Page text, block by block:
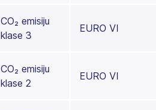
CO₂ emisiju
klase 3
EURO VI
CO₂ emisiju
klase 2
EURO VI